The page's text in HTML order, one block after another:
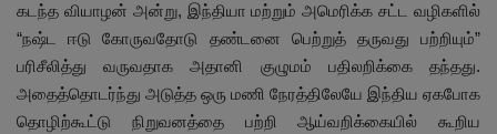
கடந்த வியாழன் அன்று, இந்தியா மற்றும் அமெரிக்க சட்ட வழிகளில்
“நஷ்ட ஈடு கோருவதோடு தண்டனை பெற்றுத் தருவது பற்றியும்”
பரிசீலித்து வருவதாக அதானி குழுமம் பதிலறிக்கை தந்தது.
அதைத்தொடர்ந்து அடுத்த ஒரு மணி நேரத்திலேயே இந்திய ஏகபோக
தொழிற்கூட்டு நிறுவனத்தை பற்றி ஆய்வறிக்கையில் கூறிய